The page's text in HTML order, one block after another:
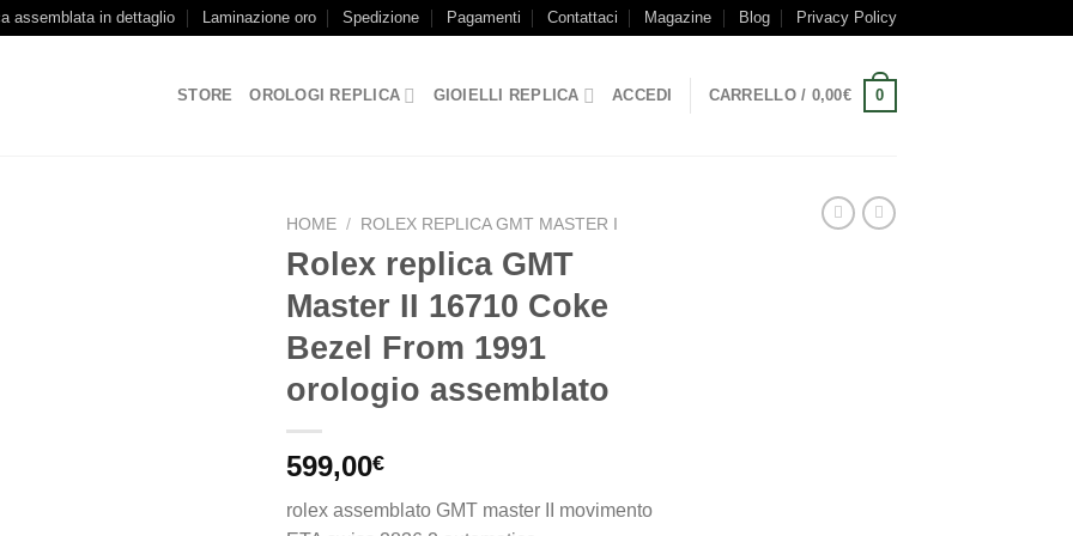
assemblata in dettaglio Laminazione oro Spedizione Pagamenti Contattaci Magazine Blog Privacy Policy
STORE OROLOGI REPLICA GIOIELLI REPLICA ACCEDI CARRELLO / 0,00€ 0
HOME / ROLEX REPLICA GMT MASTER I
Rolex replica GMT
Master II 16710 Coke
Bezel From 1991
orologio assemblato
599,00€
rolex assemblato GMT master II movimento